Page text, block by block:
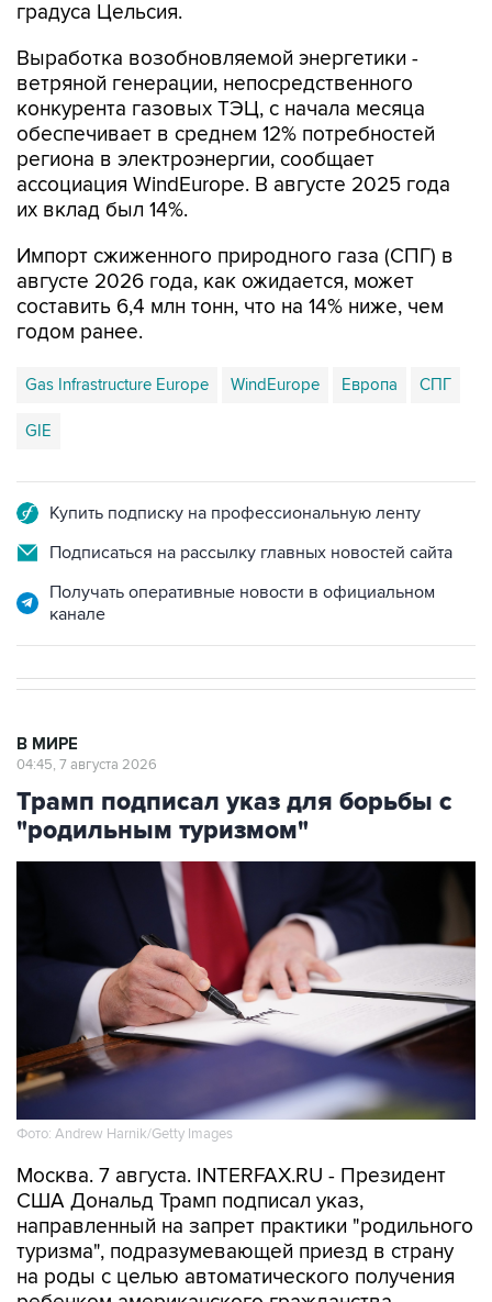
градуса Цельсия.
Выработка возобновляемой энергетики -
ветряной генерации, непосредственного
конкурента газовых ТЭЦ, с начала месяца
обеспечивает в среднем 12% потребностей
региона в электроэнергии, сообщает
ассоциация WindEurope. В августе 2025 года
их вклад был 14%.
Импорт сжиженного природного газа (СПГ) в
августе 2026 года, как ожидается, может
составить 6,4 млн тонн, что на 14% ниже, чем
годом ранее.
Gas Infrastructure Europe WindEurope Европа СПГ
GIE
Купить подписку на профессиональную ленту
Подписаться на рассылку главных новостей сайта
Получать оперативные новости в официальном
канале
В МИРЕ
04:45, 7 августа 2026
Трамп подписал указ для борьбы с
"родильным туризмом"
Фото: Andrew Harnik/Getty Images
Москва. 7 августа. INTERFAX.RU - Президент
США Дональд Трамп подписал указ,
направленный на запрет практики "родильного
туризма", подразумевающей приезд в страну
на роды с целью автоматического получения